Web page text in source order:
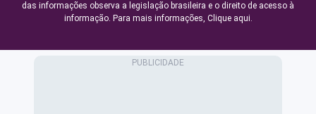
das informações observa a legislação brasileira e o direito de acesso à
informação. Para mais informações, Clique aqui.